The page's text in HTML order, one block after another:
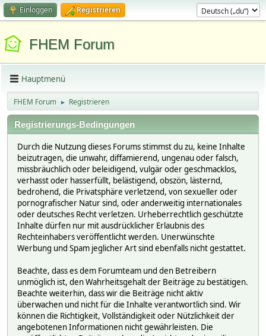
Einloggen Registrieren
FHEM Forum
Hauptmenü
FHEM Forum ► Registrieren
Registrierungs-Bedingungen
Durch die Nutzung dieses Forums stimmst du zu, keine Inhalte
beizutragen, die unwahr, diffamierend, ungenau oder falsch,
missbräuchlich oder beleidigend, vulgär oder geschmacklos,
verhasst oder hasserfüllt, belästigend, obszön, lästernd,
bedrohend, die Privatsphäre verletzend, von sexueller oder
pornografischer Natur sind, oder anderweitig internationales
oder deutsches Recht verletzen. Urheberrechtlich geschützte
Inhalte dürfen nur mit ausdrücklicher Erlaubnis des
Rechteinhabers veröffentlicht werden. Unerwünschte
Werbung und Spam jeglicher Art sind ebenfalls nicht gestattet.
Beachte, dass es dem Forumteam und den Betreibern
unmöglich ist, den Wahrheitsgehalt der Beiträge zu bestätigen.
Beachte weiterhin, dass wir die Beiträge nicht aktiv
überwachen und nicht für die Inhalte verantwortlich sind. Wir
können die Richtigkeit, Vollständigkeit oder Nützlichkeit der
angebotenen Informationen nicht gewährleisten. Die